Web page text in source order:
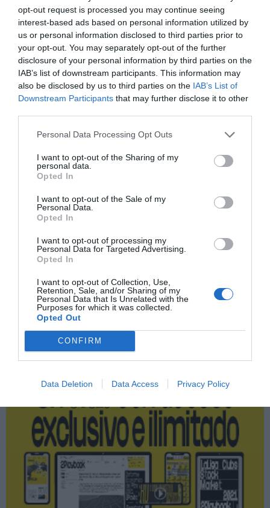
opt-out request is processed you may continue seeing
interest-based ads based on personal information utilized by
us or personal information disclosed to third parties prior to
your opt-out. You may separately opt-out of the further
disclosure of your personal information by third parties on the
IAB’s list of downstream participants. This information may
also be disclosed by us to third parties on the IAB’s List of
Downstream Participants that may further disclose it to other
Personal Data Processing Opt Outs
I want to opt-out of the Sharing of my
personal data.
Opted In
I want to opt-out of the Sale of my
Personal Data.
Opted In
I want to opt-out of processing my
Personal Data for Targeted Advertising.
Opted In
I want to opt-out of Collection, Use,
Retention, Sale, and/or Sharing of my
Personal Data that Is Unrelated with the
Purposes for which it was collected.
Opted Out
CONFIRM
Data Deletion Data Access Privacy Policy
GOfit
Basic-Fit
Forus
Supera
Duin Sports
Brooklyn Fitboxing
CDO Fitness - BPXport
Fitness Park
2Playbook Club2P